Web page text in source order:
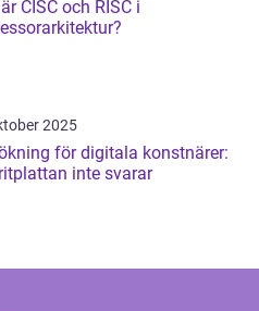
CISC och RISC i
2025
för digitala konstnärer:
inte svarar